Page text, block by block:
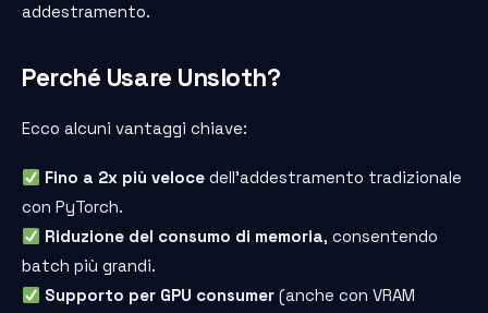
addestramento.
Perché Usare Unsloth?
Ecco alcuni vantaggi chiave:
Fino a 2x più veloce dell’addestramento tradizionale
con PyTorch.
Riduzione del consumo di memoria, consentendo
batch più grandi.
Supporto per GPU consumer (anche con VRAM